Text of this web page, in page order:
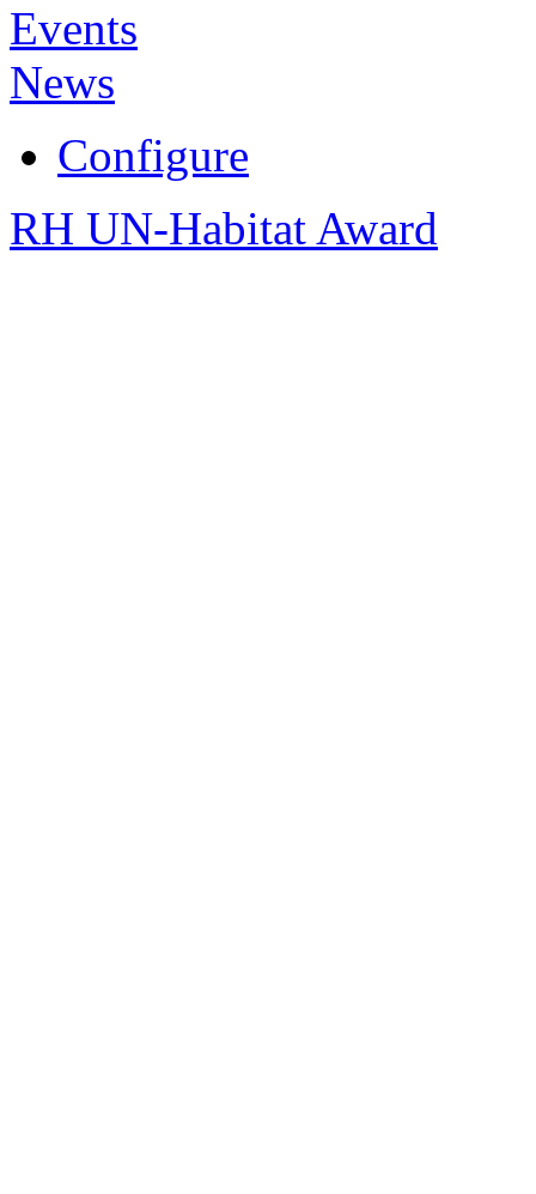
Events
News
Configure
RH UN-Habitat Award